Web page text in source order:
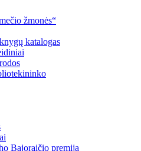
žmonės“
katalogas
Bajoraičio premija